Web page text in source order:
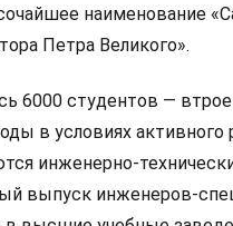
наименование
Петра Великого».
6000 студентов —
в условиях активного
инженерно-
выпуск инженеров-